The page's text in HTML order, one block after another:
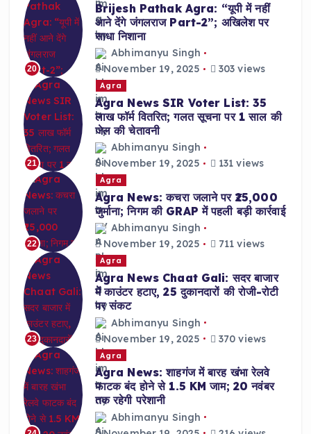
20
Brijesh Pathak Agra: “यूपी में नहीं
आने देंगे जंगलराज Part-2”; अखिलेश पर
साधा निशाना
Abhimanyu Singh
November 19, 2025
303 views
21
Agra
Agra News SIR Voter List: 35
लाख फॉर्म वितरित; गलत सूचना पर 1 साल की
जेल की चेतावनी
Abhimanyu Singh
November 19, 2025
131 views
22
Agra
Agra News: कचरा जलाने पर ₹25,000
जुर्माना; निगम की GRAP में पहली बड़ी कार्रवाई
Abhimanyu Singh
November 19, 2025
711 views
23
Agra
Agra News Chaat Gali: सदर बाजार
में काउंटर हटाए, 25 दुकानदारों की रोजी-रोटी
पर संकट
Abhimanyu Singh
November 19, 2025
370 views
Agra
Agra News: शाहगंज में बारह खंभा रेलवे
फाटक बंद होने से 1.5 KM जाम; 20 नवंबर
तक रहेगी परेशानी
Abhimanyu Singh